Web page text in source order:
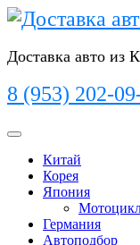
Перейти
Доставка авто из
8 (953) 202-
Кнопка
ОткрытьКитай
Корея
Япония
Германия
Автоподбор